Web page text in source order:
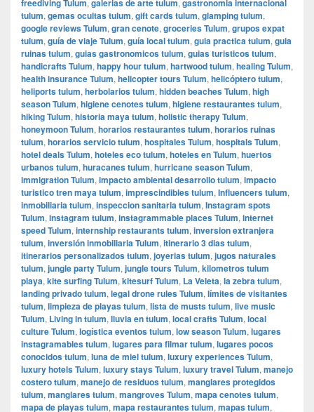
freediving Tulum galerias de arte tulum gastronomia internacional
tulum, gemas ocultas tulum, gift cards tulum, glamping tulum,
google reviews Tulum, gran cenote, groceries Tulum, grupos expat
tulum, guía de viaje Tulum, guía local tulum, guia practica tulum, guia
ruinas tulum, guias gastronomicos tulum, guias turisticos tulum,
handicrafts Tulum, happy hour tulum, hartwood tulum, healing Tulum,
health insurance Tulum, helicopter tours Tulum, helicóptero tulum,
heliports tulum, herbolarios tulum, hidden beaches Tulum, high
season Tulum, higiene cenotes tulum, higiene restaurantes tulum,
hiking Tulum, historia maya tulum, holistic therapy Tulum,
honeymoon Tulum, horarios restaurantes tulum, horarios ruinas
tulum, horarios servicio tulum, hospitales Tulum, hospitals Tulum,
hotel deals Tulum, hoteles eco tulum, hoteles en Tulum, huertos
urbanos tulum, huracanes tulum, hurricane season Tulum,
immigration Tulum, impacto ambiental desarrollo tulum, impacto
turistico tren maya tulum, imprescindibles tulum, Influencers tulum,
inmobiliaria tulum, inspeccion sanitaria tulum, Instagram spots
Tulum, instagram tulum, instagrammable places Tulum, internet
speed Tulum, internship restaurants tulum, inversion extranjera
tulum, inversión inmobiliaria Tulum, itinerario 3 dias tulum,
itinerarios personalizados tulum, joyerias tulum, jugos naturales
tulum, jungle party Tulum, jungle tours Tulum, kilometros tulum
playa, kite surfing Tulum, kitesurf Tulum, La Veleta, la zebra tulum,
landing privado tulum, legal drone rules Tulum, límites de visitantes
tulum, limpieza de playas tulum, lista de musts tulum, live music
Tulum, Living in tulum, lluvia en tulum, local crafts Tulum, local
culture Tulum, logística eventos tulum, low season Tulum, lugares
instagramables tulum, lugares para filmar tulum, lugares pocos
conocidos tulum, luna de miel tulum, luxury experiences Tulum,
luxury hotels Tulum, luxury stays Tulum, luxury travel Tulum, manejo
costero tulum, manejo de residuos tulum, manglares protegidos
tulum, manglares tulum, mangroves Tulum, mapa cenotes tulum,
mapa de playas tulum, mapa restaurantes tulum, mapas tulum,